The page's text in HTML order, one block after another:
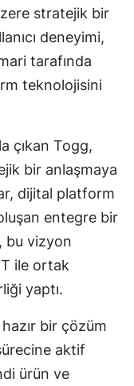
stratejik bir
deneyimi,
tarafında
teknolojisini
çıkan Togg,
bir anlaşmaya
dijital platform
entegre bir
bu vizyon
ile ortak
yaptı.
bir çözüm
aktif
ürün ve